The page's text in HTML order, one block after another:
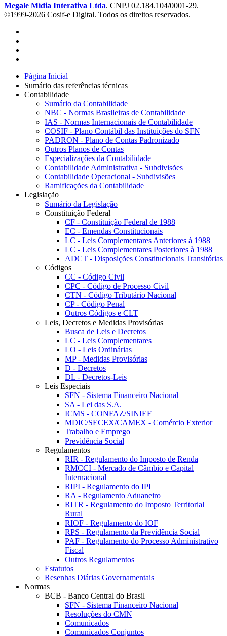
Megale Mídia Interativa Ltda. CNPJ 02.184.104/0001-29.
©1999-2026 Cosif-e Digital. Todos os direitos reservados.
Página Inicial
Sumário das referências técnicas
Contabilidade
Sumário da Contabilidade
NBC - Normas Brasileiras de Contabilidade
IAS - Normas Internacionais de Contabilidade
COSIF - Plano Contábil das Instituições do SFN
PADRON - Plano de Contas Padronizado
Outros Planos de Contas
Especializações da Contabilidade
Contabilidade Administrativa - Subdivisões
Contabilidade Operacional - Subdivisões
Ramificações da Contabilidade
Legislação
Sumário da Legislação
Constituição Federal
CF - Constituição Federal de 1988
EC - Emendas Constitucionais
LC - Leis Complementares Anteriores à 1988
LC - Leis Complementares Posteriores à 1988
ADCT - Disposições Constitucionais Transitórias
Códigos
CC - Código Civil
CPC - Código de Processo Civil
CTN - Código Tributário Nacional
CP - Código Penal
Outros Códigos e CLT
Leis, Decretos e Medidas Provisórias
Busca de Leis e Decretos
LC - Leis Complementares
LO - Leis Ordinárias
MP - Medidas Provisórias
D - Decretos
DL - Decretos-Leis
Leis Especiais
SFN - Sistema Financeiro Nacional
SA - Lei das S.A.
ICMS - CONFAZ/SINIEF
MDIC/SECEX/CAMEX - Comércio Exterior
Trabalho e Emprego
Previdência Social
Regulamentos
RIR - Regulamento do Imposto de Renda
RMCCI - Mercado de Câmbio e Capital
Internacional
RIPI - Regulamento do IPI
RA - Regulamento Aduaneiro
RITR - Regulamento do Imposto Territorial
Rural
RIOF - Regulamento do IOF
RPS - Regulamento da Previdência Social
PAF - Regulamento do Processo Administrativo
Fiscal
Outros Regulamentos
Estatutos
Resenhas Diárias Governamentais
Normas
BCB - Banco Central do Brasil
SFN - Sistema Financeiro Nacional
Resoluções do CMN
Comunicados
Comunicados Conjuntos